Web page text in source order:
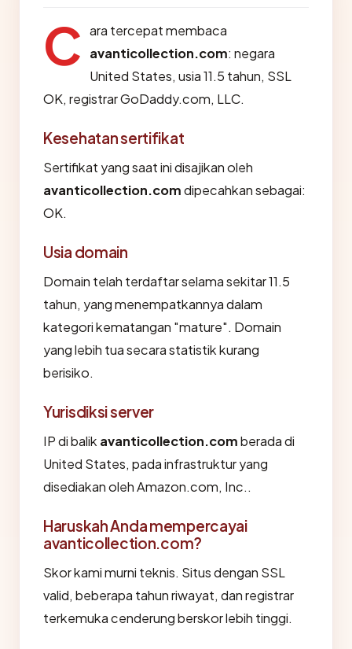
C ara tercepat membaca
avanticollection.com: negara
United States, usia 11.5 tahun, SSL
OK, registrar GoDaddy.com, LLC.
Kesehatan sertifikat
Sertifikat yang saat ini disajikan oleh
avanticollection.comdipecahkan sebagai:
OK.
Usia domain
Domain telah terdaftar selama sekitar 11.5
tahun, yang menempatkannya dalam
kategori kematangan "mature". Domain
yang lebih tua secara statistik kurang
berisiko.
Yurisdiksi server
IP di balik avanticollection.comberada di
United States, pada infrastruktur yang
disediakan oleh Amazon.com, Inc..
Haruskah Anda mempercayai
avanticollection.com?
Skor kami murni teknis. Situs dengan SSL
valid, beberapa tahun riwayat, dan registrar
terkemuka cenderung berskor lebih tinggi.